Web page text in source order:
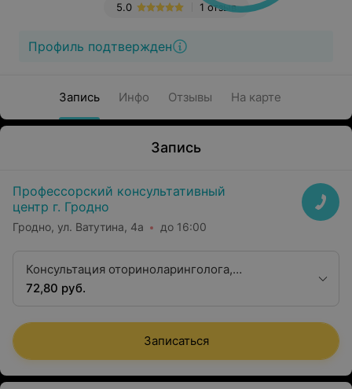
1 отзыв
5.0
Профиль подтвержден
Запись Инфо Отзывы На карте
Запись
Профессорский консультативный
центр г. Гродно
Гродно, ул. Ватутина, 4а до 16:00
Консультация оториноларинголога,
профессора, доктора медицинских наук
72,80 руб.
Записаться